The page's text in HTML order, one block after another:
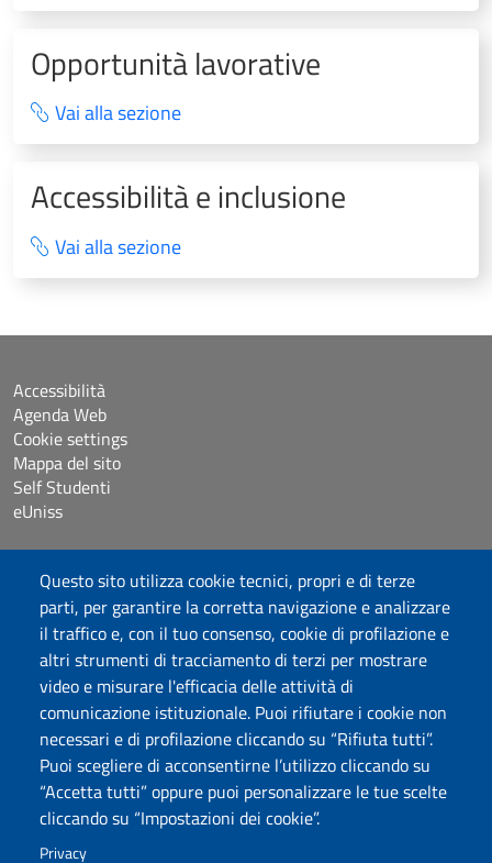
Questo sito utilizza cookie tecnici, propri e di terze
parti, per garantire la corretta navigazione e analizzare
il traffico e, con il tuo consenso, cookie di profilazione e
altri strumenti di tracciamento di terzi per mostrare
video e misurare l'efficacia delle attività di
comunicazione istituzionale. Puoi rifiutare i cookie non
necessari e di profilazione cliccando su “Rifiuta tutti”.
Puoi scegliere di acconsentirne l’utilizzo cliccando su
“Accetta tutti” oppure puoi personalizzare le tue scelte
cliccando su “Impostazioni dei cookie”.
Privacy
Opportunità lavorative
Vai alla sezione
Accessibilità e inclusione
Vai alla sezione
Università degli Studi di Sassari
Dipartimento di Scienze Umanistiche e Sociali
Via Roma 151, 07100 Sassari
PEC: dip.scienze.umanistiche.sociali@pec.uniss.it
Accessibilità
Agenda Web
Cookie settings
Mappa del sito
Self Studenti
eUniss
Bandi
Dichiarazione di accessibilità
Posta elettronica @uniss.it
Protocollo
Seguici su